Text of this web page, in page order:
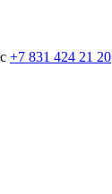
+7 831 424 21 20